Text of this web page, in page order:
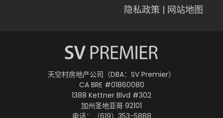
隐私政策 | 网站地图
天空村房地产公司（DBA：SV Premier）
CA BRE #01860080
1388 Kettner Blvd #302
加州圣地亚哥 92101
电话：（619）353-5888